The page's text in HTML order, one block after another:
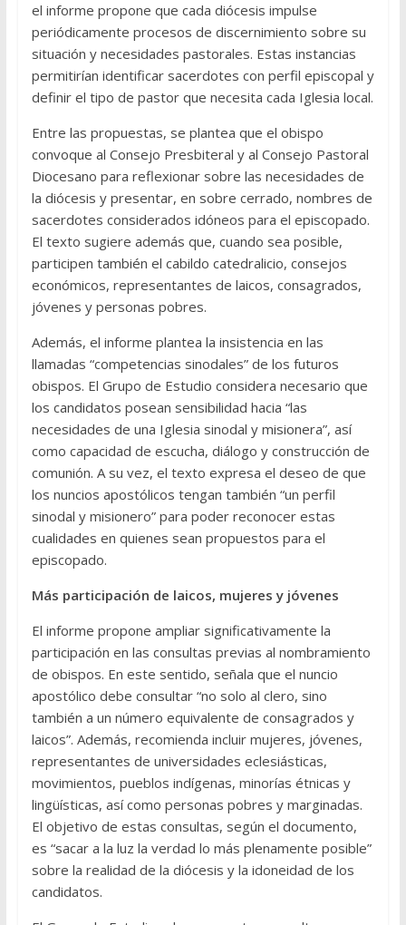
el informe propone que cada diócesis impulse
periódicamente procesos de discernimiento sobre su
situación y necesidades pastorales. Estas instancias
permitirían identificar sacerdotes con perfil episcopal y
definir el tipo de pastor que necesita cada Iglesia local.
Entre las propuestas, se plantea que el obispo
convoque al Consejo Presbiteral y al Consejo Pastoral
Diocesano para reflexionar sobre las necesidades de
la diócesis y presentar, en sobre cerrado, nombres de
sacerdotes considerados idóneos para el episcopado.
El texto sugiere además que, cuando sea posible,
participen también el cabildo catedralicio, consejos
económicos, representantes de laicos, consagrados,
jóvenes y personas pobres.
Además, el informe plantea la insistencia en las
llamadas “competencias sinodales” de los futuros
obispos. El Grupo de Estudio considera necesario que
los candidatos posean sensibilidad hacia “las
necesidades de una Iglesia sinodal y misionera”, así
como capacidad de escucha, diálogo y construcción de
comunión. A su vez, el texto expresa el deseo de que
los nuncios apostólicos tengan también “un perfil
sinodal y misionero” para poder reconocer estas
cualidades en quienes sean propuestos para el
episcopado.
Más participación de laicos, mujeres y jóvenes
El informe propone ampliar significativamente la
participación en las consultas previas al nombramiento
de obispos. En este sentido, señala que el nuncio
apostólico debe consultar “no solo al clero, sino
también a un número equivalente de consagrados y
laicos”. Además, recomienda incluir mujeres, jóvenes,
representantes de universidades eclesiásticas,
movimientos, pueblos indígenas, minorías étnicas y
lingüísticas, así como personas pobres y marginadas.
El objetivo de estas consultas, según el documento,
es “sacar a la luz la verdad lo más plenamente posible”
sobre la realidad de la diócesis y la idoneidad de los
candidatos.